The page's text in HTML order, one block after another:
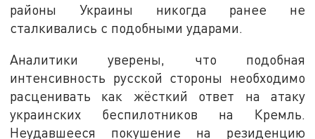
районы Украины никогда ранее не
сталкивались с подобными ударами.
Аналитики уверены, что подобная
интенсивность русской стороны необходимо
расценивать как жёсткий ответ на атаку
украинских беспилотников на Кремль.
Неудавшееся покушение на резиденцию